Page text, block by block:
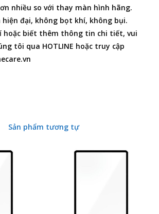
nhiều so với thay màn hình hãng.
hiện đại, không bọt khí, không bụi.
hoặc biết thêm thông tin chi tiết, vui
tôi qua HOTLINE hoặc truy cập
Sản phẩm tương tự